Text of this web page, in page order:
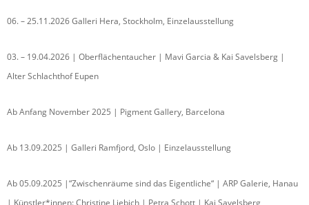
06. – 25.11.2026 Galleri Hera, Stockholm, Einzelausstellung
03. – 19.04.2026 | Oberflächentaucher | Mavi Garcia & Kai Savelsberg |
Alter Schlachthof Eupen
Ab Anfang November 2025 | Pigment Gallery, Barcelona
Ab 13.09.2025 | Galleri Ramfjord, Oslo | Einzelausstellung
Ab 05.09.2025 |“Zwischenräume sind das Eigentliche“ | ARP Galerie, Hanau
| Künstler*innen: Christine Liebich | Petra Schott | Kai Savelsberg